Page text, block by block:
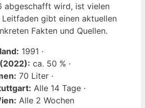
abgeschafft wird, ist vielen
gibt einen aktuellen
Fakten und Quellen.
1991 ·
ca. 50 % ·
70 Liter ·
Alle 14 Tage ·
Alle 2 Wochen